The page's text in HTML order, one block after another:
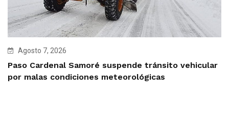
Agosto 7, 2026
Paso Cardenal Samoré suspende tránsito vehicular
por malas condiciones meteorológicas